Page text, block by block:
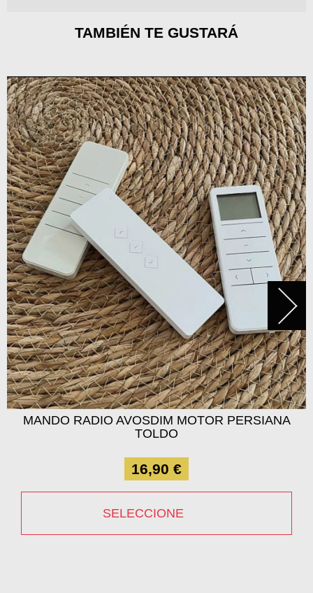
TAMBIÉN TE GUSTARÁ
MANDO RADIO AVOSDIM MOTOR PERSIANA
TOLDO
16,90 €
SELECCIONE